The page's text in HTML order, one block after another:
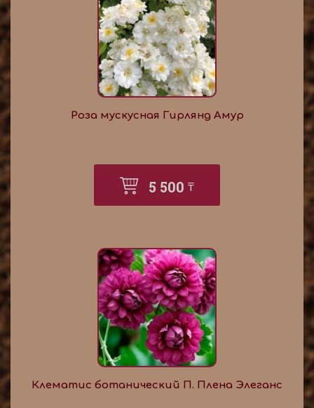
Роза мускусная Гирлянд Амур
5 500 ₸
Клематис ботанический П. Плена Элеганс